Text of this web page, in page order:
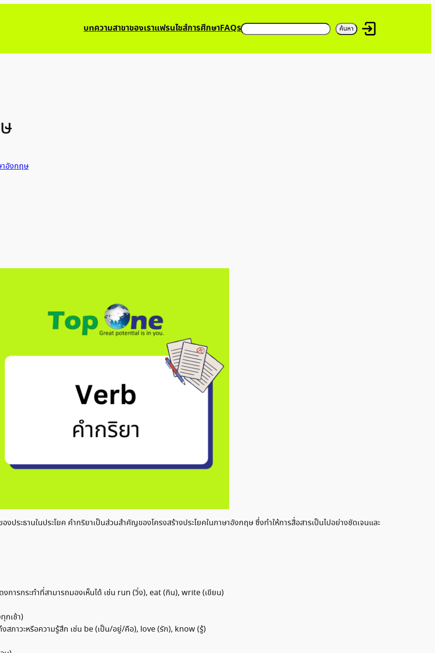
บทความสาขาของเราแฟรนไชส์การศึกษาFAQsค้นหา ค้นหา
าอังกฤษ
งประธานในประโยค คำกริยาเป็นส่วนสำคัญของโครงสร้างประโยคในภาษาอังกฤษ ซึ่งทำให้การสื่อสารเป็นไปอย่างชัดเจนและ
งการกระทำที่สามารถมองเห็นได้ เช่น run (วิ่ง), eat (กิน), write (เขียน)
กเช้า)
สภาวะหรือความรู้สึก เช่น be (เป็น/อยู่/คือ), love (รัก), know (รู้)